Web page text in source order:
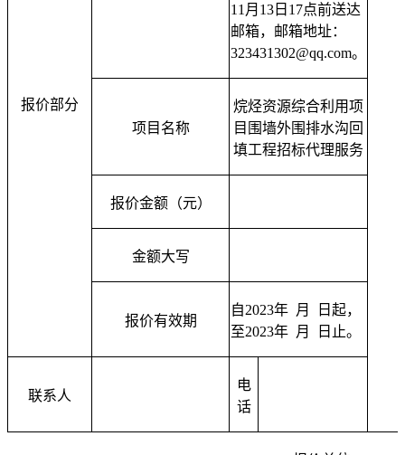
报价部分
11 月 13 日1 7点前送达
邮箱，邮箱地址：
323431302@qq.com。
项目名称
烷烃资源综合利用项
目围墙外围排水沟回
填工程招标代理服务
报价金额（元）
金额大写
报价有效期
自2023年 月 日起，
至2023年 月 日止。
联系人
电
话